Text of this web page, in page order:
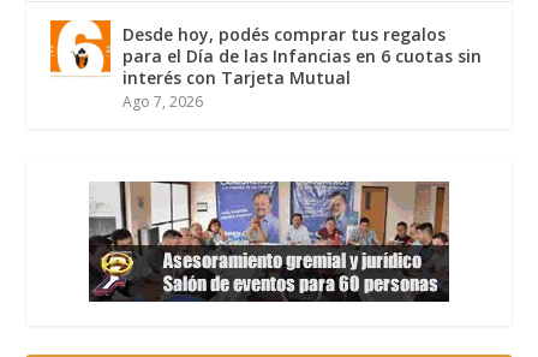
Desde hoy, podés comprar tus regalos
para el Día de las Infancias en 6 cuotas sin
interés con Tarjeta Mutual
Ago 7, 2026